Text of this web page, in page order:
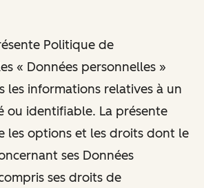
Politique de
« Données personnelles »
les informations relatives à un
ou identifiable. La présente
les options et les droits dont le
ses Données
ses droits de